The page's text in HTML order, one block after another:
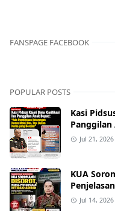
FANSPAGE FACEBOOK
POPULAR POSTS
Kasi
Jul 21, 2026
KUA
padaJul 14, 2026